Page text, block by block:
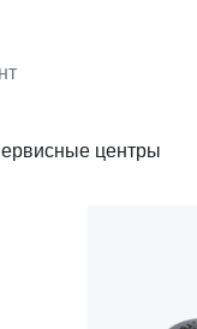
центры